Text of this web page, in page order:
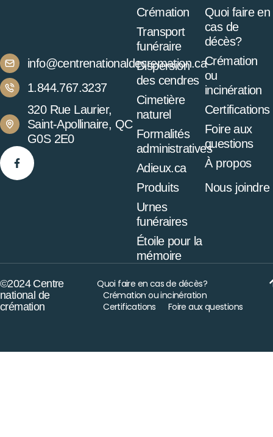
info@centrenationaldecremation.ca
1.844.767.3237
320 Rue Laurier,
Saint-Apollinaire, QC
G0S 2E0
Crémation
Transport
funéraire
Dispersion
des cendres
Cimetière
naturel
Formalités
administratives
Adieux.ca
Produits
Urnes
funéraires
Étoile pour la
mémoire
Quoi faire en
cas de
décès?
Crémation
ou
incinération
Certifications
Foire aux
questions
À propos
Nous joindre
©2024 Centre
national de
crémation
Quoi faire en cas de décès?
Crémation ou incinération
Certifications
Foire aux questions